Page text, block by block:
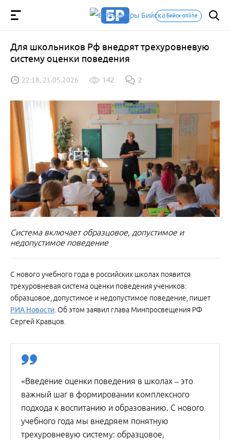
Бийск-online
Для школьников Рф внедрят трехуровневую
систему оценки поведения
22:18, 21.05.2026 142 2
Система включает образцовое, допустимое и
недопустимое поведение
С нового учебного года в российских школах появится
трехуровневая система оценки поведения учеников:
образцовое, допустимое и недопустимое поведение, пишет
РИА Новости. Об этом заявил глава Минпросвещения РФ
Сергей Кравцов.
«Введение оценки поведения в школах – это
важный шаг в формировании комплексного
подхода к воспитанию и образованию. С нового
учебного года мы внедряем понятную
трехуровневую систему: образцовое,